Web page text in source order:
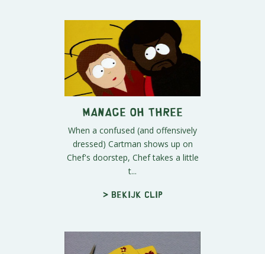
Manage Oh Three
When a confused (and offensively
dressed) Cartman shows up on
Chef's doorstep, Chef takes a little
t...
> Bekijk clip